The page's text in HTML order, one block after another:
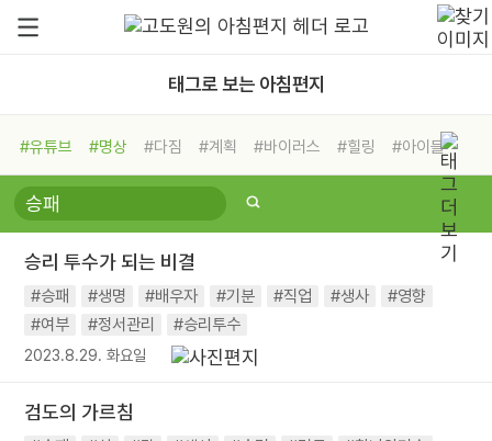
태그로 보는 아침편지
#유튜브 #명상 #다짐 #계획 #바이러스 #힐링
#아이들
#비전캠프
#독서캠프 #삶
#희망
#나눔 #친구 #링컨학교
#독서
#건강 #면역력
승리 투수가 되는 비결
#승패 #생명 #배우자 #기분 #직업 #생사
#영향
#여부
#정서관리 #승리투수
2023.8.29. 화요일
검도의 가르침